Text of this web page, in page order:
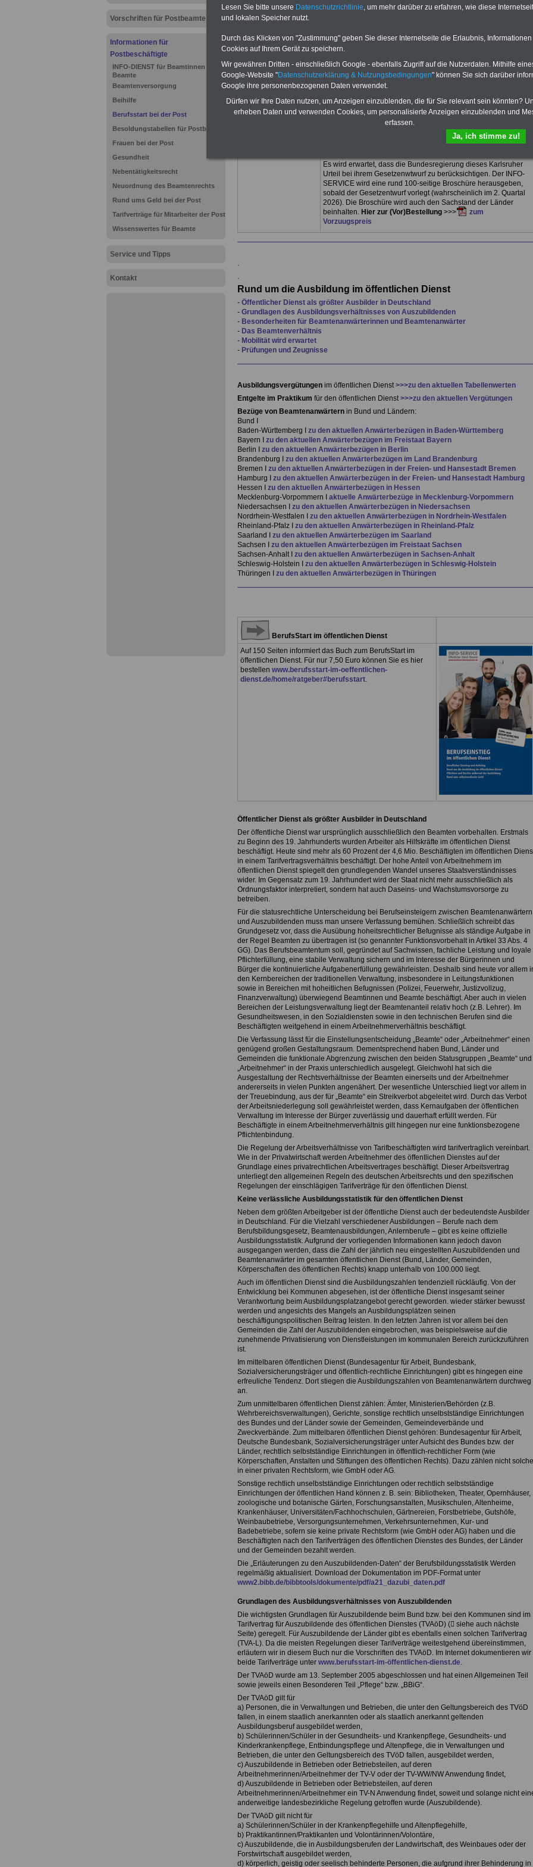
Vorschriften für Postbeamte
Informationen für
Postbeschäftigte
INFO-DIENST für Beamtinnen und
Beamte
Beamtenversorgung
Beihilfe
Berufsstart bei der Post
Besoldungstabellen für Postbeamte
Frauen bei der Post
Gesundheit
Nebentätigkeitsrecht
Neuordnung des Beamtenrechts
Rund ums Geld bei der Post
Tarifverträge für Mitarbeiter der Post
Wissenswertes für Beamte
Service und Tipps
Kontakt
2024 auf den Beamtenbereich des Bundes übertragen werden
amtsangemessene Alimentation verfassungskonform umgesetzt
werden.
können mit erheblichen Nach-zahlungen rechnen. Die Medien
schreiben, dass jeder Bundesbeamte zwischen 3.000 und
13.000 Euro an Nachzahlung erhalten wird. Bei zwei und mehr
im November 2025 hatte das BVerfG entschieden, dass die
Beamtenbe-soldung im Land Berlin für die Jahre 2008 bis 2020
in den Besoldungsgruppen A nachzuzahlen ist, weil das Beliner
Gesetz „weit überwiegend verfassungswidrig“ und nicht
„amtsangemessen“ war. Das BVerfG hat dem Land Berlin
Es wird erwartet, dass die Bundesregierung dieses Karlsruher
Urteil bei ihrem Gesetzenwtwurf zu berücksichtigen. Der INFO-
SERVICE wird eine rund 100-seitige Broschüre herausgeben,
sobald der Gesetzentwurf vorlegt (wahrscheinlich im 2. Quartal
2026). Die Broschüre wird auch den Sachstand der Länder
beinhalten. Hier zur (Vor)Bestellung>>>
zum
Vorzuugspreis
.
.
Rund um die Ausbildung im öffentlichen Dienst
- Öffentlicher Dienst als größter Ausbilder in Deutschland
- Grundlagen des Ausbildungsverhältnisses von Auszubildenden
- Besonderheiten für Beamtenanwärterinnen und Beamtenanwärter
- Das Beamtenverhältnis
- Mobilität wird erwartet
- Prüfungen und Zeugnisse
Ausbildungsvergütungenim öffentlichen Dienst>>>zu den aktuellen Tabellenwerten
Entgelte im Praktikum für den öffentlichen Dienst>>>zu den aktuellen Vergütungen
Bezüge von Beamtenanwärtern in Bund und Ländern:
Bund I
Baden-Württemberg I zu den aktuellen Anwärterbezügen in Baden-Württemberg
Bayern I zu den aktuellen Anwärterbezügen im Freistaat Bayern
Berlin I zu den aktuellen Anwärterbezügen in Berlin
Brandenburg I zu den aktuellen Anwärterbezügen im Land Brandenburg
Bremen I zu den aktuellen Anwärterbezügen in der Freien- und Hansestadt Bremen
Hamburg I zu den aktuellen Anwärterbezügen in der Freien- und Hansestadt Hamburg
Hessen I zu den aktuellen Anwärterbezügen in Hessen
Mecklenburg-Vorpommern I aktuelle Anwärterbezüge in Mecklenburg-Vorpommern
Niedersachsen I zu den aktuellen Anwärterbezügen in Niedersachsen
Nordrhein-Westfalen I zu den aktuellen Anwärterbezügen in Nordrhein-Westfalen
Rheinland-Pfalz I zu den aktuellen Anwärterbezügen in Rheinland-Pfalz
Saarland I zu den aktuellen Anwärterbezügen im Saarland
Sachsen I zu den aktuellen Anwärterbezügen im Freistaat Sachsen
Sachsen-Anhalt I zu den aktuellen Anwärterbezügen in Sachsen-Anhalt
Schleswig-Holstein I zu den aktuellen Anwärterbezügen in Schleswig-Holstein
Thüringen I zu den aktuellen Anwärterbezügen in Thüringen
BerufsStart im öffentlichen Dienst
Auf 150 Seiten informiert das Buch zum BerufsStart im
öffentlichen Dienst. Für nur 7,50 Euro können Sie es hier
bestellen www.berufsstart-im-oeffentlichen-
dienst.de/home/ratgeber#berufsstart.
Öffentlicher Dienst als größter Ausbilder in Deutschland
Der öffentliche Dienst war ursprünglich ausschließlich den Beamten vorbehalten. Erstmals
zu Beginn des 19. Jahrhunderts wurden Arbeiter als Hilfskräfte im öffentlichen Dienst
beschäftigt. Heute sind mehr als 60 Prozent der 4,6 Mio. Beschäftigten im öffentlichen
in einem Tarifvertragsverhältnis beschäftigt. Der hohe Anteil von Arbeitnehmern im
öffentlichen Dienst spiegelt den grundlegenden Wandel unseres Staatsverständnisses
wider. Im Gegensatz zum 19. Jahrhundert wird der Staat nicht mehr ausschließlich als
Ordnungsfaktor interpretiert, sondern hat auch Daseins- und Wachstumsvorsorge zu
betreiben.
Für die statusrechtliche Unterscheidung bei Berufseinsteigern zwischen Beamtenanwärtern
und Auszubildenden muss man unsere Verfassung bemühen. Schließlich schreibt das
Grundgesetz vor, dass die Ausübung hoheitsrechtlicher Befugnisse als ständige Aufgabe in
der Regel Beamten zu übertragen ist (so genannter Funktionsvorbehalt in Artikel 33 Abs. 4
GG). Das Berufsbeamtentum soll, gegründet auf Sachwissen, fachliche Leistung und loyale
Pflichterfüllung, eine stabile Verwaltung sichern und im Interesse der Bürgerinnen und
Bürger die kontinuierliche Aufgabenerfüllung gewährleisten. Deshalb sind heute vor allem
den Kernbereichen der traditionellen Verwaltung, insbesondere in Leitungsfunktionen
sowie in Bereichen mit hoheitlichen Befugnissen (Polizei, Feuerwehr, Justizvollzug,
Finanzverwaltung) überwiegend Beamtinnen und Beamte beschäftigt. Aber auch in vielen
Bereichen der Leistungsverwaltung liegt der Beamtenanteil relativ hoch (z.B. Lehrer). Im
Gesundheitswesen, in den Sozialdiensten sowie in den technischen Berufen sind die
Beschäftigten weitgehend in einem Arbeitnehmerverhältnis beschäftigt.
Die Verfassung lässt für die Einstellungsentscheidung „Beamte“ oder „Arbeitnehmer“ einen
genügend großen Gestaltungsraum. Dementsprechend haben Bund, Länder und
Gemeinden die funktionale Abgrenzung zwischen den beiden Statusgruppen „Beamte“ und
„Arbeitnehmer“ in der Praxis unterschiedlich ausgelegt. Gleichwohl hat sich die
Ausgestaltung der Rechtsverhältnisse der Beamten einerseits und der Arbeitnehmer
andererseits in vielen Punkten angenähert. Der wesentliche Unterschied liegt vor allem in
der Treuebindung, aus der für „Beamte“ ein Streikverbot abgeleitet wird. Durch das Verbot
der Arbeitsniederlegung soll gewährleistet werden, dass Kernaufgaben der öffentlichen
Verwaltung im Interesse der Bürger zuverlässig und dauerhaft erfüllt werden. Für
Beschäftigte in einem Arbeitnehmerverhältnis gilt hingegen nur eine funktionsbezogene
Pflichtenbindung.
Die Regelung der Arbeitsverhältnisse von Tarifbeschäftigten wird tarifvertraglich vereinbart.
Wie in der Privatwirtschaft werden Arbeitnehmer des öffentlichen Dienstes auf der
Grundlage eines privatrechtlichen Arbeitsvertrages beschäftigt. Dieser Arbeitsvertrag
unterliegt den allgemeinen Regeln des deutschen Arbeitsrechts und den spezifischen
Regelungen der einschlägigen Tarifverträge für den öffentlichen Dienst.
Keine verlässliche Ausbildungsstatistik für den öffentlichen Dienst
Neben dem größten Arbeitgeber ist der öffentliche Dienst auch der bedeutendste Ausbilder
in Deutschland. Für die Vielzahl verschiedener Ausbildungen – Berufe nach dem
Berufsbildungsgesetz, Beamtenausbildungen, Anlernberufe – gibt es keine offizielle
Ausbildungsstatistik. Aufgrund der vorliegenden Informationen kann jedoch davon
ausgegangen werden, dass die Zahl der jährlich neu eingestellten Auszubildenden und
Beamtenanwärter im gesamten öffentlichen Dienst (Bund, Länder, Gemeinden,
Körperschaften des öffentlichen Rechts) knapp unterhalb von 100.000 liegt.
Auch im öffentlichen Dienst sind die Ausbildungszahlen tendenziell rückläufig. Von der
Entwicklung bei Kommunen abgesehen, ist der öffentliche Dienst insgesamt seiner
Verantwortung beim Ausbildungsplatzangebot gerecht geworden. wieder stärker bewusst
werden und angesichts des Mangels an Ausbildungsplätzen seinen
beschäftigungspolitischen Beitrag leisten. In den letzten Jahren ist vor allem bei den
Gemeinden die Zahl der Auszubildenden eingebrochen, was beispielsweise auf die
zunehmende Privatisierung von Dienstleistungen im kommunalen Bereich zurückzuführen
ist.
Im mittelbaren öffentlichen Dienst (Bundesagentur für Arbeit, Bundesbank,
Sozialversicherungsträger und öffentlich-rechtliche Einrichtungen) gibt es hingegen eine
erfreuliche Tendenz. Dort stiegen die Ausbildungszahlen von Beamtenanwärtern durchweg
an.
Zum unmittelbaren öffentlichen Dienst zählen: Ämter, Ministerien/Behörden (z.B.
Wehrbereichsverwaltungen), Gerichte, sonstige rechtlich unselbstständige Einrichtungen
des Bundes und der Länder sowie der Gemeinden, Gemeindeverbände und
Zweckverbände. Zum mittelbaren öffentlichen Dienst gehören: Bundesagentur für Arbeit,
Deutsche Bundesbank, Sozialversicherungsträger unter Aufsicht des Bundes bzw. der
Länder, rechtlich selbstständige Einrichtungen in öffentlich-rechtlicher Form (wie
Körperschaften, Anstalten und Stiftungen des öffentlichen Rechts). Dazu zählen nicht solche
in einer privaten Rechtsform, wie GmbH oder AG.
Sonstige rechtlich unselbstständige Einrichtungen oder rechtlich selbstständige
Einrichtungen der öffentlichen Hand können z. B. sein: Bibliotheken, Theater, Opernhäuser,
zoologische und botanische Gärten, Forschungsanstalten, Musikschulen, Altenheime,
Krankenhäuser, Universitäten/Fachhochschulen, Gärtnereien, Forstbetriebe, Gutshöfe,
Weinbaubetriebe, Versorgungsunternehmen, Verkehrsunternehmen, Kur- und
Badebetriebe, sofern sie keine private Rechtsform (wie GmbH oder AG) haben und die
Beschäftigten nach den Tarifverträgen des öffentlichen Dienstes des Bundes, der Länder
und der Gemeinden bezahlt werden.
Die „Erläuterungen zu den Auszubildenden-Daten“ der Berufsbildungsstatistik Werden
regelmäßig aktualisiert. Download der Dokumentation im PDF-Format unter
www2.bibb.de/bibbtools/dokumente/pdf/a21_dazubi_daten.pdf
Grundlagen des Ausbildungsverhältnisses von Auszubildenden
Die wichtigsten Grundlagen für Auszubildende beim Bund bzw. bei den Kommunen sind im
Tarifvertrag für Auszubildende des öffentlichen Dienstes (TVAöD) ( siehe auch nächste
Seite) geregelt. Für Auszubildende der Länder gibt es ebenfalls einen solchen Tarifvertrag
(TVA-L). Da die meisten Regelungen dieser Tarifverträge weitestgehend übereinstimmen,
erläutern wir in diesem Buch nur die Vorschriften des TVAöD. Im Internet dokumentieren wir
beide Tarifverträge unter www.berufsstart-im-öffentlichen-dienst.de.
Der TVAöD wurde am 13. September 2005 abgeschlossen und hat einen Allgemeinen Teil
sowie jeweils einen Besonderen Teil „Pflege“ bzw. „BBiG“.
Der TVAöD gilt für
a) Personen, die in Verwaltungen und Betrieben, die unter den Geltungsbereich des TVöD
fallen, in einem staatlich anerkannten oder als staatlich anerkannt geltenden
Ausbildungsberuf ausgebildet werden,
b) Schülerinnen/Schüler in der Gesundheits- und Krankenpflege, Gesundheits- und
Kinderkrankenpflege, Entbindungspflege und Altenpflege, die in Verwaltungen und
Betrieben, die unter den Geltungsbereich des TVöD fallen, ausgebildet werden,
c) Auszubildende in Betrieben oder Betriebsteilen, auf deren
Arbeitnehmerinnen/Arbeitnehmer der TV-V oder der TV-WW/NW Anwendung findet,
d) Auszubildende in Betrieben oder Betriebsteilen, auf deren
Arbeitnehmerinnen/Arbeitnehmer ein TV-N Anwendung findet, soweit und solange nicht
anderweitige landesbezirkliche Regelung getroffen wurde (Auszubildende).
Der TVAöD gilt nicht für
a) Schülerinnen/Schüler in der Krankenpflegehilfe und Altenpflegehilfe,
b) Praktikantinnen/Praktikanten und Volontärinnen/Volontäre,
c) Auszubildende, die in Ausbildungsberufen der Landwirtschaft, des Weinbaues oder der
Forstwirtschaft ausgebildet werden,
d) körperlich, geistig oder seelisch behinderte Personen, die aufgrund ihrer Behinderung in
Lesen Sie bitte unsere Datenschutzrichtlinie, um mehr darüber zu erfahren, wie diese
und lokalen Speicher nutzt.
Durch das Klicken von "Zustimmung" geben Sie dieser Internetseite die Erlaubnis,
Cookies auf Ihrem Gerät zu speichern.
Wir gewähren Dritten - einschließlich Google - ebenfalls Zugriff auf die Nutzerdaten. Mithilfe
Google-Website "Datenschutzerklärung & Nutzungsbedingungen" können Sie sich darüber
Google ihre personenbezogenen Daten verwendet.
Dürfen wir Ihre Daten nutzen, um Anzeigen einzublenden, die für Sie relevant sein könnten?
erheben Daten und verwenden Cookies, um personalisierte Anzeigen einzublenden und
erfassen.
Ja, ich stimme zu!